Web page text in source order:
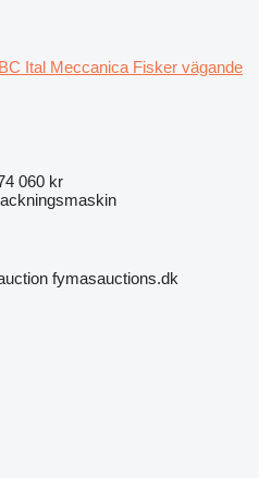
Ital Meccanica Fisker vägande
060 kr
fymasauctions.dk